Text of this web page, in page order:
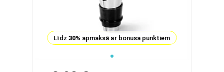
Līdz 30% apmaksā ar bonusa punktiem